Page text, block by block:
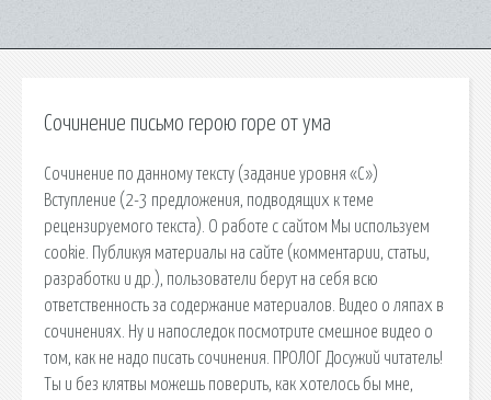
Сочинение письмо герою горе от ума
Сочинение по данному тексту (задание уровня «С»)
Вступление (2-3 предложения, подводящих к теме
рецензируемого текста). О работе с сайтом Мы используем
cookie. Публикуя материалы на сайте (комментарии, статьи,
разработки и др.), пользователи берут на себя всю
ответственность за содержание материалов. Видео о ляпах в
сочинениях. Ну и напоследок посмотрите смешное видео о
том, как не надо писать сочинения. ПРОЛОГ Досужий читатель!
Ты и без клятвы можешь поверить, как хотелось бы мне,